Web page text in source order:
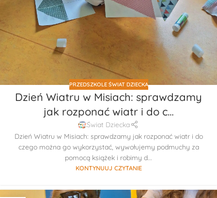
PRZEDSZKOLE ŚWIAT DZIECKA
Dzień Wiatru w Misiach: sprawdzamy
jak rozponać wiatr i do c…
Świat Dziecka
Dzień Wiatru w Misiach: sprawdzamy jak rozponać wiatr i do
czego można go wykorzystać, wywołujemy podmuchy za
pomocą książek i robimy d...
KONTYNUUJ CZYTANIE